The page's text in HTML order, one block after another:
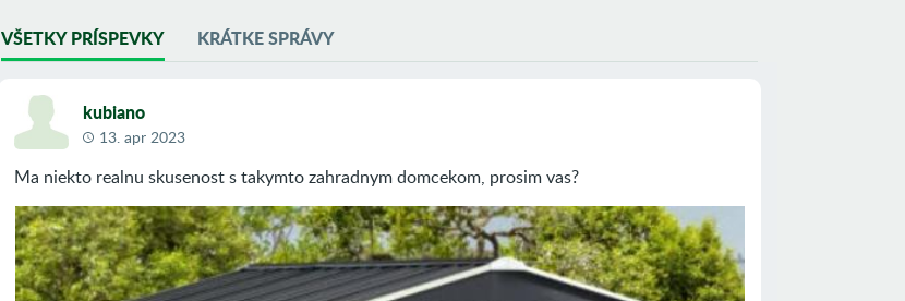
VŠETKY PRÍSPEVKY KRÁTKE SPRÁVY
kubiano
13. apr 2023
Ma niekto realnu skusenost s takymto zahradnym domcekom, prosim vas?